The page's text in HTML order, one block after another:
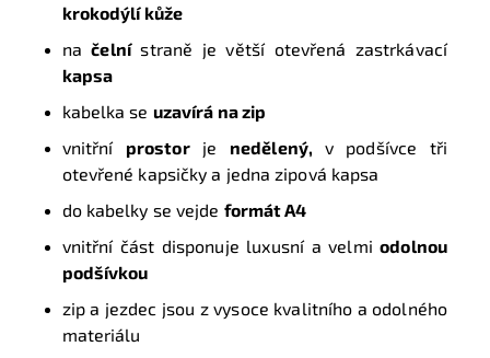
krokodýlí kůže
načelnístraně je větší otevřená zastrkávací
kapsa
kabelka se uzavírá na zip
vnitřní prostorje nedělený, v podšívce tři
otevřené kapsičky a jedna zipová kapsa
do kabelky se vejde formát A4
vnitřní část disponuje luxusní a velmiodolnou
podšívkou
zip a jezdec jsou z vysoce kvalitního a odolného
materiálu